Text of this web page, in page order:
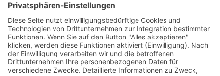
Argent / Argent / Touch / Premium / Premium / Premium
Touch
Bidet: Passendes Bidet, optional: integrierte
Bidetfunktion erhältlich
-- Auf Produktfotos angezeigte Dekorationsartikel
Öffnungszeiten
Versandpartner
Verfügbarkeiten
Zahlung und Versand